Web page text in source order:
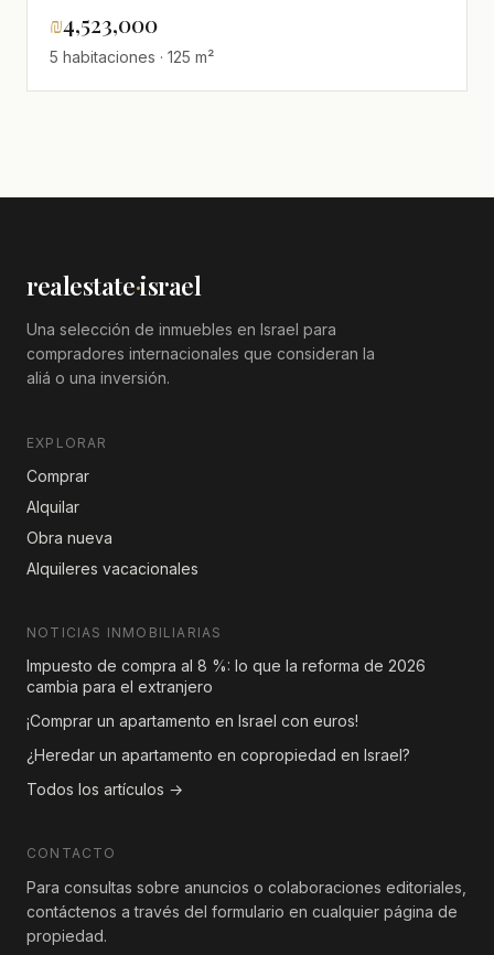
₪4,523,000
5 habitaciones · 125 m²
realestate·israel
Una selección de inmuebles en Israel para
compradores internacionales que consideran la
aliá o una inversión.
EXPLORAR
Comprar
Alquilar
Obra nueva
Alquileres vacacionales
NOTICIAS INMOBILIARIAS
Impuesto de compra al 8 %: lo que la reforma de 2026
cambia para el extranjero
¡Comprar un apartamento en Israel con euros!
¿Heredar un apartamento en copropiedad en Israel?
Todos los artículos →
CONTACTO
Para consultas sobre anuncios o colaboraciones editoriales,
contáctenos a través del formulario en cualquier página de
propiedad.